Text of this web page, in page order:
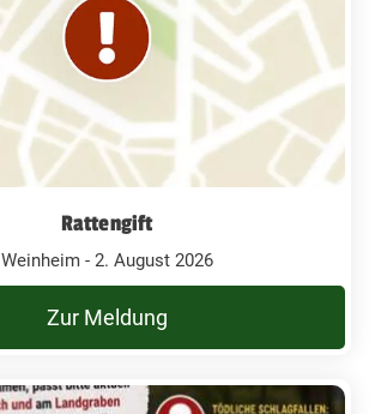
Rattengift
Weinheim - 2. August 2026
Zur Meldung